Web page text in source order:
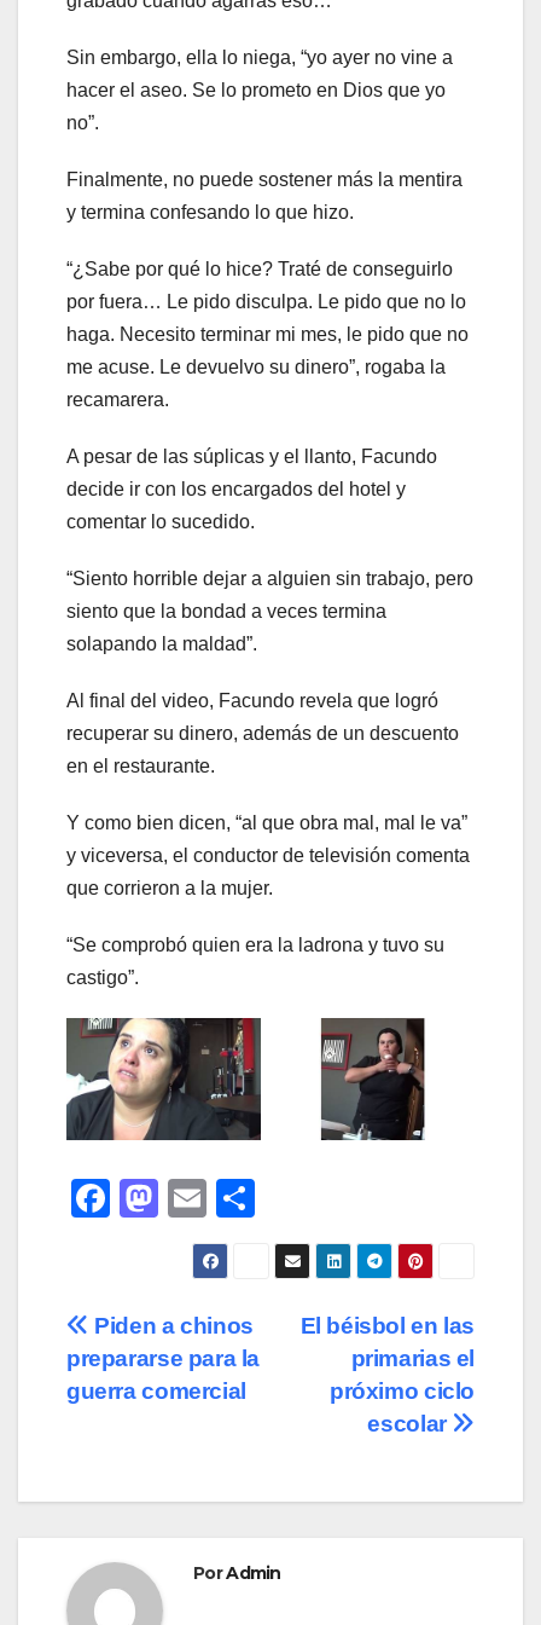
Sin embargo, ella lo niega, “yo ayer no vine a
hacer el aseo. Se lo prometo en Dios que yo
no”.
Finalmente, no puede sostener más la mentira
y termina confesando lo que hizo.
“¿Sabe por qué lo hice? Traté de conseguirlo
por fuera… Le pido disculpa. Le pido que no lo
haga. Necesito terminar mi mes, le pido que no
me acuse. Le devuelvo su dinero”, rogaba la
recamarera.
A pesar de las súplicas y el llanto, Facundo
decide ir con los encargados del hotel y
comentar lo sucedido.
“Siento horrible dejar a alguien sin trabajo, pero
siento que la bondad a veces termina
solapando la maldad”.
Al final del video, Facundo revela que logró
recuperar su dinero, además de un descuento
en el restaurante.
Y como bien dicen, “al que obra mal, mal le va”
y viceversa, el conductor de televisión comenta
que corrieron a la mujer.
“Se comprobó quien era la ladrona y tuvo su
castigo”.
F
e
b
o
M
o
d
o
E
m
ail
o
m
ar
Navegación
de
El béisbol en las
primarias el
próximo ciclo
escolar
Piden a chinos
prepararse para la
guerra comercial
PorAdmin